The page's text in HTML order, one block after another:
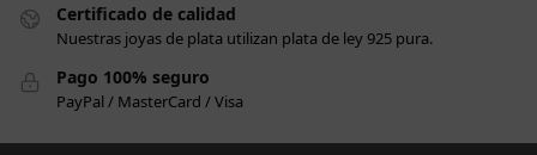
Certificado de calidad
Nuestras joyas de plata utilizan plata de ley 925 pura.
Pago 100% seguro
PayPal / MasterCard / Visa